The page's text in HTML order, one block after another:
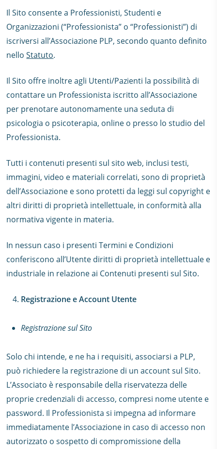
Il Sito consente a Professionisti, Studenti e
Organizzazioni (“Professionista” o “Professionisti”) di
iscriversi all’Associazione PLP, secondo quanto definito
nelloStatuto.
Il Sito offre inoltre agli Utenti/Pazienti la possibilità di
contattare un Professionista iscritto all’Associazione
per prenotare autonomamente una seduta di
psicologia o psicoterapia, online o presso lo studio del
Professionista.
Tutti i contenuti presenti sul sito web, inclusi testi,
immagini, video e materiali correlati, sono di proprietà
dell’Associazione e sono protetti da leggi sul copyright e
altri diritti di proprietà intellettuale, in conformità alla
normativa vigente in materia.
In nessun caso i presenti Termini e Condizioni
conferiscono all’Utente diritti di proprietà intellettuale e
industriale in relazione ai Contenuti presenti sul Sito.
Registrazione e Account Utente
Registrazione sul Sito
Solo chi intende, e ne ha i requisiti, associarsi a PLP,
può richiedere la registrazione di un account sul Sito.
L’Associato è responsabile della riservatezza delle
proprie credenziali di accesso, compresi nome utente e
password. Il Professionista si impegna ad informare
immediatamente l’Associazione in caso di accesso non
autorizzato o sospetto di compromissione della